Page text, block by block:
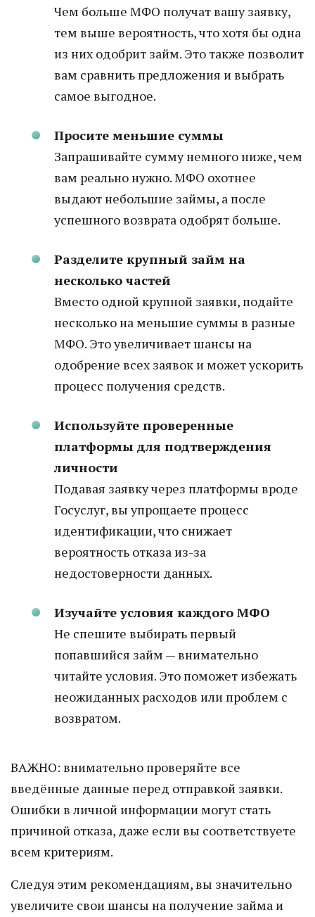
Чем больше МФО получат вашу заявку,
тем выше вероятность, что хотя бы одна
из них одобрит займ. Это также позволит
вам сравнить предложения и выбрать
самое выгодное.
Просите меньшие суммы
Запрашивайте сумму немного ниже, чем
вам реально нужно. МФО охотнее
выдают небольшие займы, а после
успешного возврата одобрят больше.
Разделите крупный займ на
несколько частей
Вместо одной крупной заявки, подайте
несколько на меньшие суммы в разные
МФО. Это увеличивает шансы на
одобрение всех заявок и может ускорить
процесс получения средств.
Используйте проверенные
платформы для подтверждения
личности
Подавая заявку через платформы вроде
Госуслуг, вы упрощаете процесс
идентификации, что снижает
вероятность отказа из-за
недостоверности данных.
Изучайте условия каждого МФО
Не спешите выбирать первый
попавшийся займ — внимательно
читайте условия. Это поможет избежать
неожиданных расходов или проблем с
возвратом.
ВАЖНО: внимательно проверяйте все
введённые данные перед отправкой заявки.
Ошибки в личной информации могут стать
причиной отказа, даже если вы соответствуете
всем критериям.
Следуя этим рекомендациям, вы значительно
увеличите свои шансы на получение займа и